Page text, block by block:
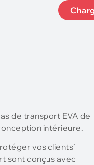
de transport EVA de
intérieure.
vos clients’
sont conçus avec